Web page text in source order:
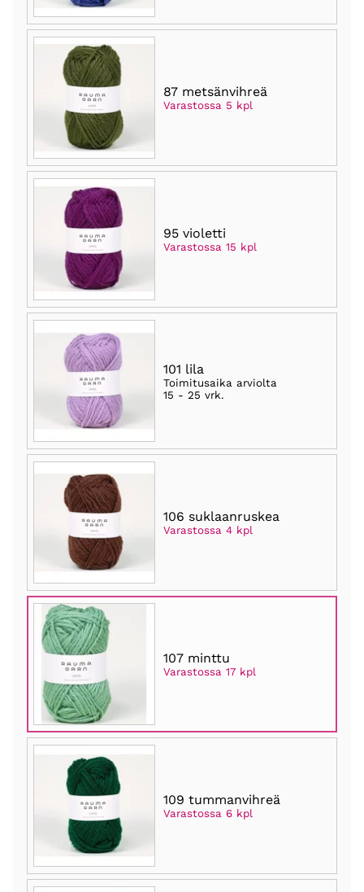
87 metsänvihreä
Varastossa 5 kpl
95 violetti
Varastossa 15 kpl
101 lila
Toimitusaika arviolta
15 - 25 vrk.
106 suklaanruskea
Varastossa 4 kpl
107 minttu
Varastossa 17 kpl
109 tummanvihreä
Varastossa 6 kpl